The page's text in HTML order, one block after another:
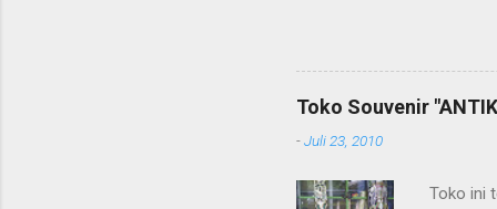
Toko Souvenir
-Juli 23, 2010
Toko ini